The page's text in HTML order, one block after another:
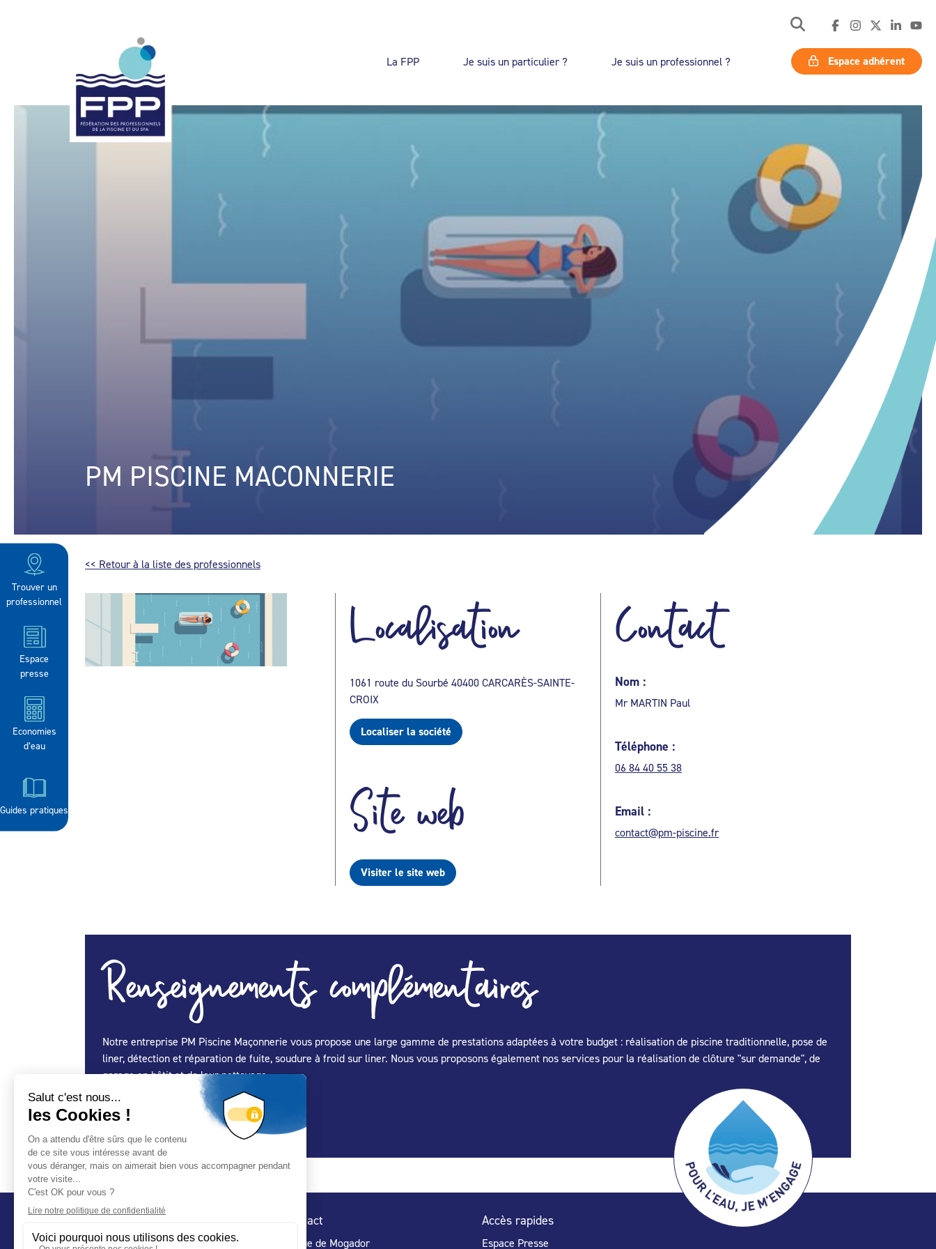
La FPP Je suis un particulier ? Je suis un professionnel ? Espace adhérent
Trouver un
professionnel
Espace
presse
Economies
d’eau
Guides pratiques
PM PISCINE MACONNERIE
<< Retour à la liste des professionnels
Localisation
1061 route du Sourbé 40400 CARCARÈS-SAINTE-
CROIX
Localiser la société
Site web
Visiter le site web
Contact
Nom :
Mr MARTIN Paul
Téléphone :
06 84 40 55 38
Email :
contact@pm-piscine.fr
Renseignements complémentaires
Notre entreprise PM Piscine Maçonnerie vous propose une large gamme de prestations adaptées à votre budget : réalisation de piscine traditionnelle, pose de
liner, détection et réparation de fuite, soudure à froid sur liner. Nous vous proposons également nos services pour la réalisation de clôture "sur demande", de
garage en bâtit et de leur nettoyage.
Spécialité Construction :
Oui
Spécialité Entretien Maintenance :
Contact
32 rue de Mogador
Accès rapides
Espace Presse